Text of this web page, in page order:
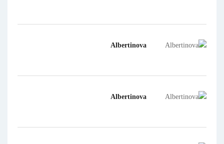
Albertinova
Albertinova